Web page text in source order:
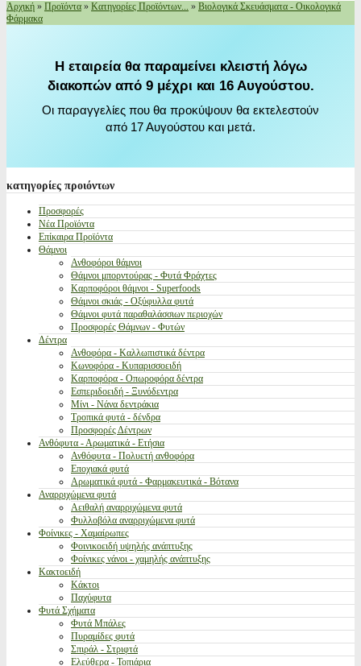
Αρχική » Προϊόντα » Κατηγορίες Προϊόντων... » Βιολογικά Σκευάσματα - Οικολογικά
Φάρμακα
Η εταιρεία θα παραμείνει κλειστή λόγω
διακοπών από 9 μέχρι και 16 Αυγούστου.
Οι παραγγελίες που θα προκύψουν θα εκτελεστούν
από 17 Αυγούστου και μετά.
κατηγορίες προιόντων
Προσφορές
Νέα Προϊόντα
Επίκαιρα Προϊόντα
Θάμνοι
Ανθοφόροι θάμνοι
Θάμνοι μπορντούρας - Φυτά Φράχτες
Καρποφόροι θάμνοι - Superfoods
Θάμνοι σκιάς - Οξύφυλλα φυτά
Θάμνοι φυτά παραθαλάσσιων περιοχών
Προσφορές Θάμνων - Φυτών
Δέντρα
Ανθοφόρα - Καλλωπιστικά δέντρα
Κωνοφόρα - Κυπαρισσοειδή
Καρποφόρα - Οπωροφόρα δέντρα
Εσπεριδοειδή - Ξυνόδεντρα
Μίνι - Νάνα δεντράκια
Τροπικά φυτά - δένδρα
Προσφορές Δέντρων
Ανθόφυτα - Αρωματικά - Ετήσια
Ανθόφυτα - Πολυετή ανθοφόρα
Εποχιακά φυτά
Αρωματικά φυτά - Φαρμακευτικά - Βότανα
Αναρριχώμενα φυτά
Αειθαλή αναρριχώμενα φυτά
Φυλλοβόλα αναρριχώμενα φυτά
Φοίνικες - Χαμαίρωπες
Φοινικοειδή υψηλής ανάπτυξης
Φοίνικες νάνοι - χαμηλής ανάπτυξης
Κακτοειδή
Κάκτοι
Παχύφυτα
Φυτά Σχήματα
Φυτά Μπάλες
Πυραμίδες φυτά
Σπιράλ - Στριφτά
Ελεύθερα - Τοπιάρια